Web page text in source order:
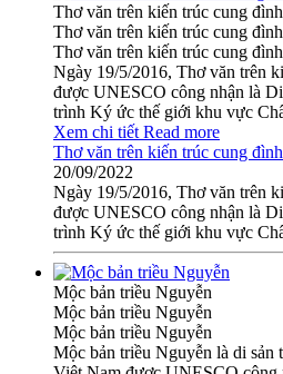
Thơ văn trên kiến trúc cung
Thơ văn trên kiến trúc cung
Thơ văn trên kiến trúc cung
Ngày 19/5/2016, Thơ văn trên
được UNESCO công nhận là
trình Ký ức thế giới khu vực
Xem chi tiết Read more
Thơ văn trên kiến trúc cung
20/09/2022
Ngày 19/5/2016, Thơ văn trên
được UNESCO công nhận là
trình Ký ức thế giới khu vực
Mộc bản triều Nguyễn
Mộc bản triều Nguyễn
Mộc bản triều Nguyễn
Mộc bản triều Nguyễn là di sản